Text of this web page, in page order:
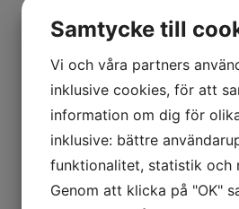
november 2022
oktober 2022
juli 2022
mars 2022
februari 2022
oktober 2021
Samtycke till
Vi och våra partners
inklusive cookies, för att
information om dig för
inklusive: bättre
funktionalitet, statistik och
Genom att klicka på "OK"